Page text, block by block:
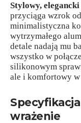
Stylowy,
przyciąga wzrok
minimalistyczna
wytrzymałego
detale nadają mu
wszystko w
silikonowym
ale i komfortowy w
wrażenie